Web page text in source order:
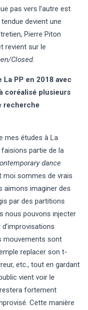
pas vers l’autre est
devient une
Pierre Piton
revient sur le
Closed.
PP en 2018 avec
coréalisé plusieurs
recherche
mes études à La
partie de la
dance
moi sommes de vrais
aimons imaginer des
par des partitions
nous pouvons injecter
mouvements sont
replacer son t-
etc., tout en gardant
vient voir le
fortement
Cette manière